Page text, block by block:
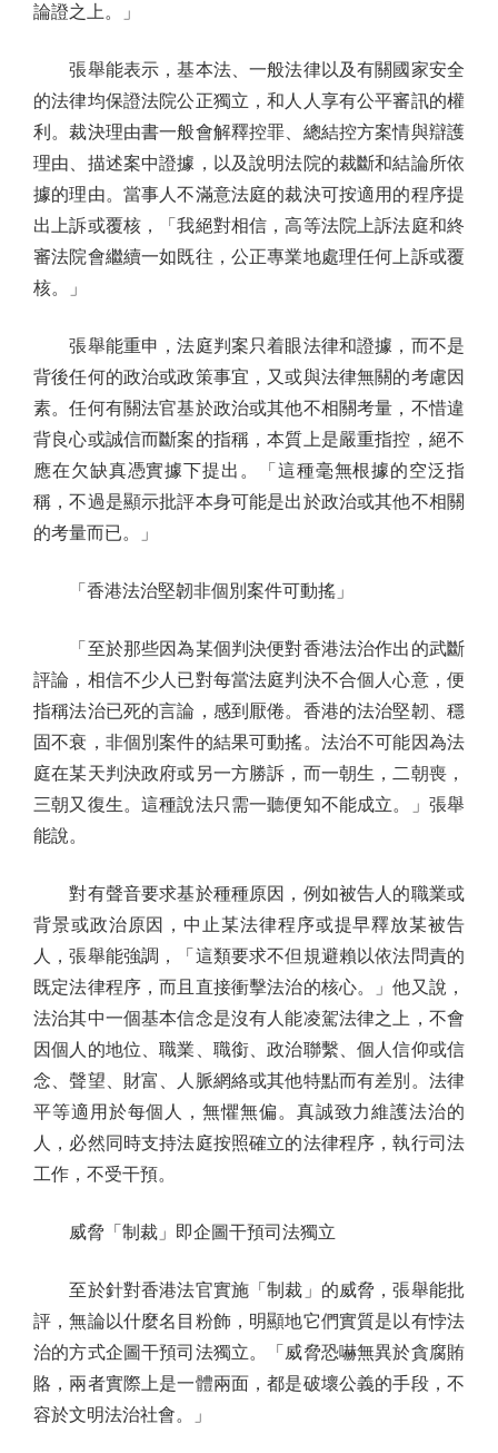
論證之上。」
張舉能表示，基本法、一般法律以及有關國家安全
的法律均保證法院公正獨立，和人人享有公平審訊的權
利。裁決理由書一般會解釋控罪、總結控方案情與辯護
理由、描述案中證據，以及說明法院的裁斷和結論所依
據的理由。當事人不滿意法庭的裁決可按適用的程序提
出上訴或覆核，「我絕對相信，高等法院上訴法庭和終
審法院會繼續一如既往，公正專業地處理任何上訴或覆
核。」
張舉能重申，法庭判案只着眼法律和證據，而不是
背後任何的政治或政策事宜，又或與法律無關的考慮因
素。任何有關法官基於政治或其他不相關考量，不惜違
背良心或誠信而斷案的指稱，本質上是嚴重指控，絕不
應在欠缺真憑實據下提出。「這種毫無根據的空泛指
稱，不過是顯示批評本身可能是出於政治或其他不相關
的考量而已。」
「香港法治堅韌非個別案件可動搖」
「至於那些因為某個判決便對香港法治作出的武斷
評論，相信不少人已對每當法庭判決不合個人心意，便
指稱法治已死的言論，感到厭倦。香港的法治堅韌、穩
固不衰，非個別案件的結果可動搖。法治不可能因為法
庭在某天判決政府或另一方勝訴，而一朝生，二朝喪，
三朝又復生。這種說法只需一聽便知不能成立。」張舉
能說。
對有聲音要求基於種種原因，例如被告人的職業或
背景或政治原因，中止某法律程序或提早釋放某被告
人，張舉能強調，「這類要求不但規避賴以依法問責的
既定法律程序，而且直接衝擊法治的核心。」他又說，
法治其中一個基本信念是沒有人能凌駕法律之上，不會
因個人的地位、職業、職銜、政治聯繫、個人信仰或信
念、聲望、財富、人脈網絡或其他特點而有差別。法律
平等適用於每個人，無懼無偏。真誠致力維護法治的
人，必然同時支持法庭按照確立的法律程序，執行司法
工作，不受干預。
威脅「制裁」即企圖干預司法獨立
至於針對香港法官實施「制裁」的威脅，張舉能批
評，無論以什麼名目粉飾，明顯地它們實質是以有悖法
治的方式企圖干預司法獨立。「威脅恐嚇無異於貪腐賄
賂，兩者實際上是一體兩面，都是破壞公義的手段，不
容於文明法治社會。」